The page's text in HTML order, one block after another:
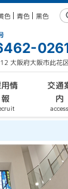
色 青色 黒色
大阪府大阪市此花
情
報
交通
内
access